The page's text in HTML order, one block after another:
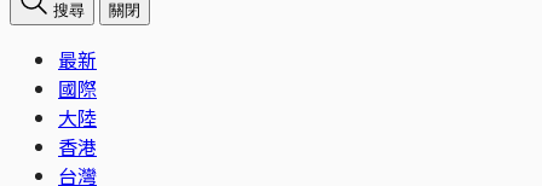
搜尋 關閉
最新
國際
大陸
香港
台灣